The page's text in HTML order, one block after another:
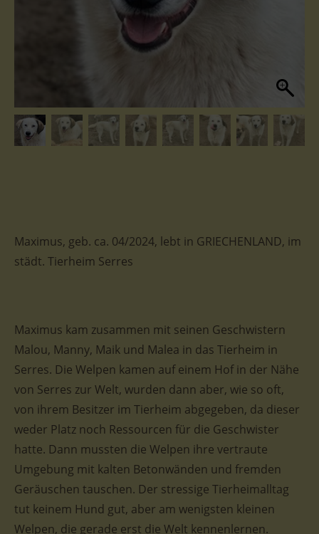
Maximus, geb. ca. 04/2024, lebt in GRIECHENLAND, im
städt. Tierheim Serres
Maximus kam zusammen mit seinen Geschwistern
Malou, Manny, Maik und Malea in das Tierheim in
Serres. Die Welpen kamen auf einem Hof in der Nähe
von Serres zur Welt, wurden dann aber, wie so oft,
von ihrem Besitzer im Tierheim abgegeben, da dieser
weder Platz noch Ressourcen für die Geschwister
hatte. Dann mussten die Welpen ihre vertraute
Umgebung mit kalten Betonwänden und fremden
Geräuschen tauschen. Der stressige Tierheimalltag
tut keinem Hund gut, aber am wenigsten kleinen
Welpen, die gerade erst die Welt kennenlernen.